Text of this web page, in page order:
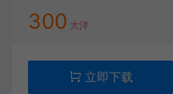
300 大洋
立即下载